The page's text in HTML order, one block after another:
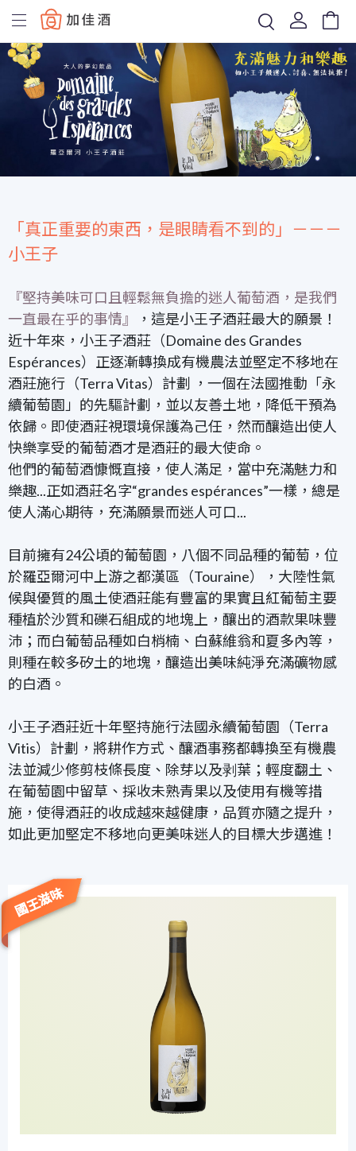
Baccus
「真正重要的東西，是眼睛看不到的」－－－
小王子
『堅持美味可口且輕鬆無負擔的迷人葡萄酒，是我們
一直最在乎的事情』
，這是小王子酒莊最大的願景！
近十年來，小王子酒莊（Domaine des Grandes
Espérances）正逐漸轉換成有機農法並堅定不移地在
酒莊施行（Terra Vitas）計劃 ，一個在法國推動「永
續葡萄園」的先驅計劃，並以友善土地，降低干預為
依歸。即使酒莊視環境保護為己任，然而釀造出使人
快樂享受的葡萄酒才是酒莊的最大使命。
他們的葡萄酒慷慨直接，使人滿足，當中充滿魅力和
樂趣...正如酒莊名字“grandes espérances”一樣，總是
使人滿心期待，充滿願景而迷人可口...
目前擁有24公頃的葡萄園，八個不同品種的葡萄，位
於羅亞爾河中上游之都漢區（Touraine），大陸性氣
候與優質的風土使酒莊能有豐富的果實且紅葡萄主要
種植於沙質和礫石組成的地塊上，釀出的酒款果味豐
沛；而白葡萄品種如白梢楠、白蘇維翁和夏多內等，
則種在較多矽土的地塊，釀造出美味純淨充滿礦物感
的白酒。
小王子酒莊近十年堅持施行法國永續葡萄園（Terra
Vitis）計劃，將耕作方式、釀酒事務都轉換至有機農
法並減少修剪枝條長度、除芽以及剥葉；輕度翻土、
在葡萄園中留草、採收未熟青果以及使用有機等措
施，使得酒莊的收成越來越健康，品質亦隨之提升，
如此更加堅定不移地向更美味迷人的目標大步邁進！
國王滋味